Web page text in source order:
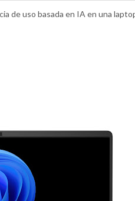
de uso basada en IA en una